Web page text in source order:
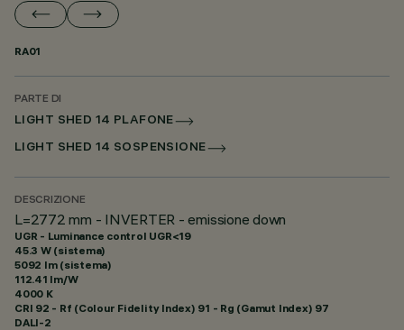
RA01
PARTE DI
LIGHT SHED 14 PLAFONE
LIGHT SHED 14 SOSPENSIONE
DESCRIZIONE
L=2772 mm - INVERTER - emissione down
UGR - Luminance control UGR<19
45.3 W (sistema)
5092 lm (sistema)
112.41 lm/W
4000 K
CRI 92 - Rf (Colour Fidelity Index) 91 - Rg (Gamut Index) 97
DALI-2